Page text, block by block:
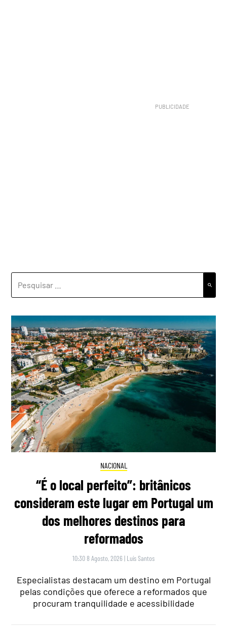
POR:
NACIONAL
“É o local perfeito”: britânicos
consideram este lugar em Portugal um
dos melhores destinos para
reformados
10:30 8 Agosto, 2026 | Luís Santos
Especialistas destacam um destino em Portugal
pelas condições que oferece a reformados que
procuram tranquilidade e acessibilidade